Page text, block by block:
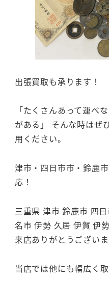
出張買取も承ります！
「たくさんあって運べ
がある」 そんな時はぜ
用ください。
津市・四日市市・鈴鹿
応！
三重県 津市 鈴鹿市 四
名市 伊勢 久居 伊賀 伊
来店ありがとうござい
当店では他にも幅広く